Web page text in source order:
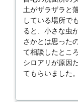
土がザラザラと
している場所で
ると、小さな虫
さかとは思った
て相談したとこ
シロアリが原因
てもらいました